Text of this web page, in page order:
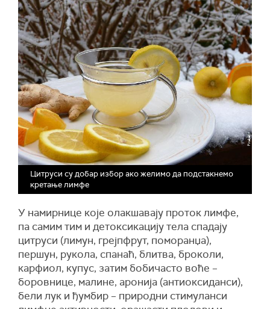
Цитруси су добар избор ако желимо да подстакнемо
кретање лимфе
У намирнице које олакшавају проток лимфе,
па самим тим и детоксикацију тела спадају
цитруси (лимун, грејпфрут, поморанџа),
першун, рукола, спанаћ, блитва, броколи,
карфиол, купус, затим бобичасто воће –
боровнице, малине, аронија (антиоксиданси),
бели лук и ђумбир – природни стимуланси